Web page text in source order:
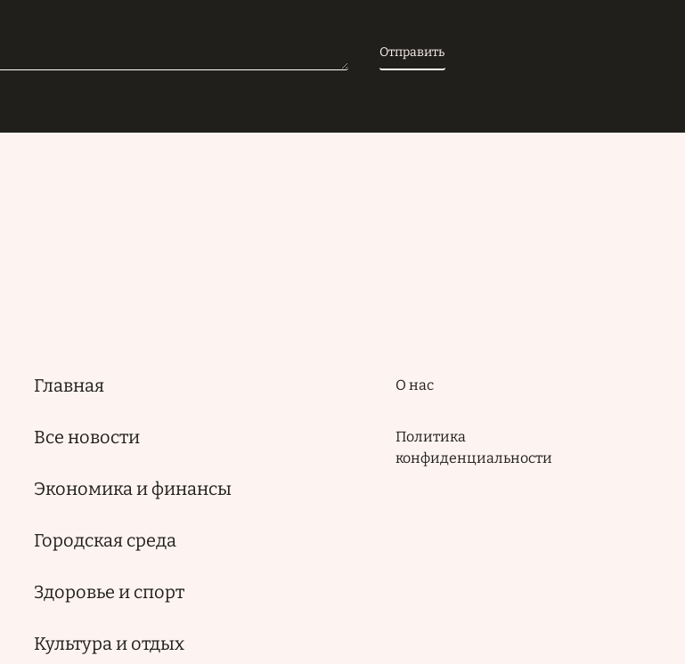
Основная
Главная
Все новости
Экономика и финансы
Городская среда
Здоровье и спорт
Культура и отдых
Подвал
О нас
Политика
конфиденциальности